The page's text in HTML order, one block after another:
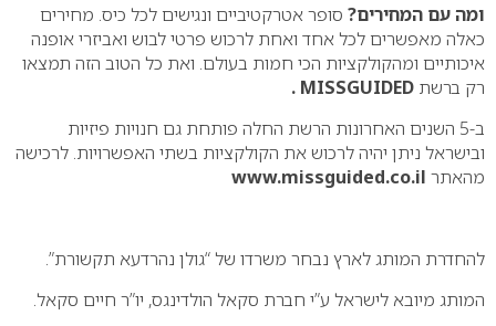
ומה עם המחירים? סופר אטרקטיביים ונגישים לכל כיס. מחירים
כאלה מאפשרים לכל אחד ואחת לרכוש פרטי לבוש ואביזרי אופנה
איכותיים ומהקולקציות הכי חמות בעולם. ואת כל הטוב הזה תמצאו
רק ברשת MISSGUIDED
.
ב-5 השנים האחרונות הרשת החלה פותחת גם חנויות פיזיות
ובישראל ניתן יהיה לרכוש את הקולקציות בשתי האפשרויות. לרכישה
מהאתר www.missguided.co.il
להחדרת המותג לארץ נבחר משרדו של “גולן נהרדעא תקשורת”.
המותג מיובא לישראל ע”י חברת סקאל הולדינגס, יו”ר חיים סקאל.